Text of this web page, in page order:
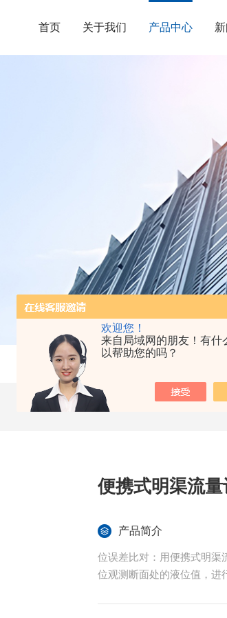
欢迎您！
来自局域网的朋友！有什
以帮助您的吗？
首页 关于我们 产品中心
便携式明渠流
产品简介
位误差比对：用便携式明渠
位观测断面处的液位值，进